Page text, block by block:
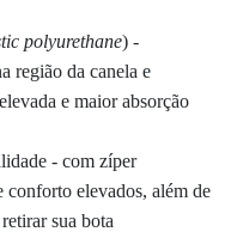
polyurethane) -
região da canela e
e maior absorção
- com zíper
conforto elevados, além de
sua bota